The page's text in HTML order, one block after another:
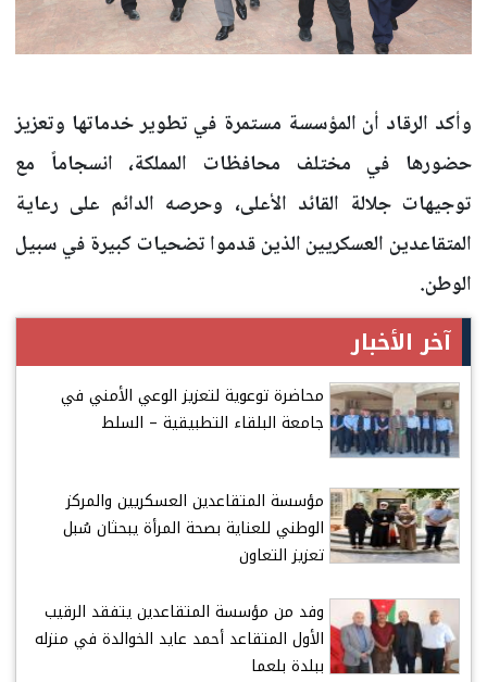
وأكد الرقاد أن المؤسسة مستمرة في تطوير خدماتها وتعزيز
حضورها في مختلف محافظات المملكة، انسجاماً مع
توجيهات جلالة القائد الأعلى، وحرصه الدائم على رعاية
المتقاعدين العسكريين الذين قدموا تضحيات كبيرة في سبيل
الوطن.
آخر الأخبار
محاضرة توعوية لتعزيز الوعي الأمني في
جامعة البلقاء التطبيقية – السلط
مؤسسة المتقاعدين العسكريين والمركز
الوطني للعناية بصحة المرأة يبحثان سُبل
تعزيز التعاون
وفد من مؤسسة المتقاعدين يتفقد الرقيب
الأول المتقاعد أحمد عايد الخوالدة في منزله
ببلدة بلعما